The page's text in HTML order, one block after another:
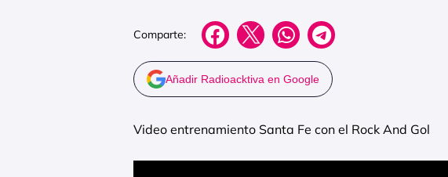
Comparte:
Añadir Radioacktiva en Google
Video entrenamiento Santa Fe con el Rock And Gol